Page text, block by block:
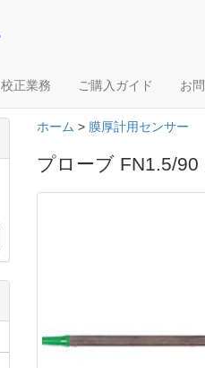
校正業務 ご購入ガイド お
ホーム > 膜厚計用センサー
プローブ FN1.5/